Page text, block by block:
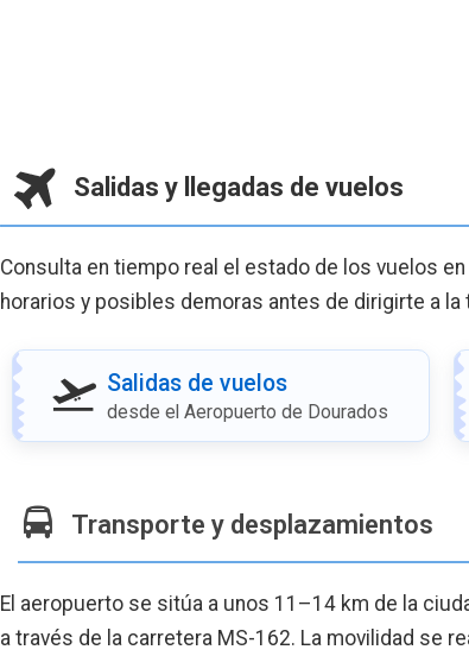
Salidas y llegadas de vuelos
Consulta en tiempo real el estado de los vuelos en
horarios y posibles demoras antes de dirigirte a
Salidas de vuelos
desde el Aeropuerto de Dourados
Transporte y desplazamientos
El aeropuerto se sitúa a unos 11–14 km de la
a través de la carretera MS-162. La movilidad se